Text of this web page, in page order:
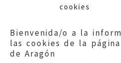
cookies
Bienvenida/o a la
las cookies de la
de Aragón